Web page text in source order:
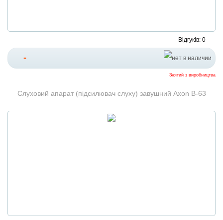
Відгуків: 0
-
Знятий з виробництва
Слуховий апарат (підсилювач слуху) завушний Axon B-63